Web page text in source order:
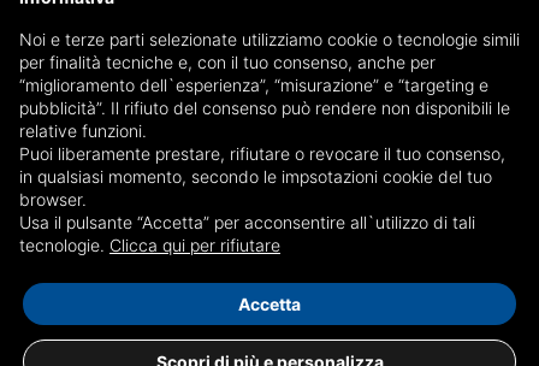
Ragazzo di 16 anni muore dopo esser caduto dalla
moto sul monte Fasce
Residente a Uscio, è spirato all'ospedale San Martino di Genova dove
era era ricoverato ieri pomeriggio in gravissime condizioni
Noi e terze parti selezionate utilizziamo cookie o tecnologie simili
per finalità tecniche e, con il tuo consenso, anche per
“miglioramento dell`esperienza”, “misurazione” e “targeting e
pubblicità”. Il rifiuto del consenso può rendere non disponibili le
relative funzioni.
Puoi liberamente prestare, rifiutare o revocare il tuo consenso,
in qualsiasi momento, secondo le impsotazioni cookie del tuo
browser.
Usa il pulsante “Accetta” per acconsentire all`utilizzo di tali
tecnologie. Clicca qui per rifiutare
Scopri di più e personalizza
Accetta